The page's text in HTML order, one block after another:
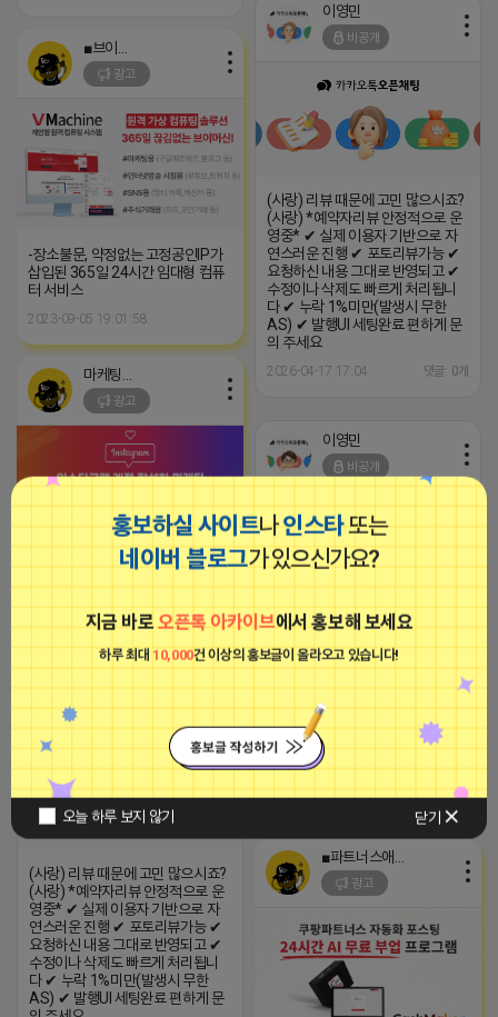
홍보하실 사이트나인스타또는
네이버 블로그가 있으신가요?
지금 바로오픈톡 아카이브에서 홍보해 보세요
하루 최대10,000건 이상의 홍보글이 올라오고 있습니다!
오늘 하루 보지 않기 닫기
이영민
비공개
(사랑) 리뷰 때문에 고민 많으시죠?
(사랑) *예약자리뷰 안정적으로 운
영중* ✔ 실제 이용자 기반으로 자
연스러운 진행 ✔ 포토리뷰가능 ✔
요청하신 내용 그대로 반영되고 ✔
수정이나 삭제도 빠르게 처리됩니
다 ✔ 누락 1%미만(발생시 무한
AS) ✔ 발행UI 세팅완료 편하게 문
의 주세요
2026-04-17 17:04 댓글: 0개
광고
-장소불문, 약정없는 고정공인IP가
삽입된 365일 24시간 임대형 컴퓨
터 서비스
2023-09-05 19:01:58
광고
2024-09-19 18:51:20
이영민
비공개
(사랑) 리뷰 때문에 고민 많으시죠?
(사랑) *예약자리뷰 안정적으로 운
영중* ✔ 실제 이용자 기반으로 자
연스러운 진행 ✔ 포토리뷰가능 ✔
요청하신 내용 그대로 반영되고 ✔
수정이나 삭제도 빠르게 처리됩니
다 ✔ 누락 1%미만(발생시 무한
AS) ✔ 발행UI 세팅완료 편하게 문
의 주세요
2026-04-17 12:48 댓글: 0개
비공개
(사랑) 리뷰 때문에 고민 많으시죠?
(사랑) *예약자리뷰 안정적으로 운
영중* ✔ 실제 이용자 기반으로 자
연스러운 진행 ✔ 포토리뷰가능 ✔
요청하신 내용 그대로 반영되고 ✔
수정이나 삭제도 빠르게 처리됩니
다 ✔ 누락 1%미만(발생시 무한
AS) ✔ 발행UI 세팅완료 편하게 문
광고